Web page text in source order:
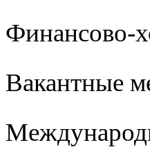
Финансово-
Вакантные